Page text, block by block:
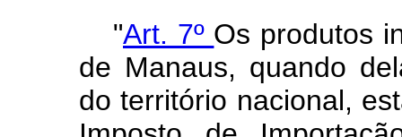
"Art. 7º Os produtos
de Manaus, quando
do território nacional,